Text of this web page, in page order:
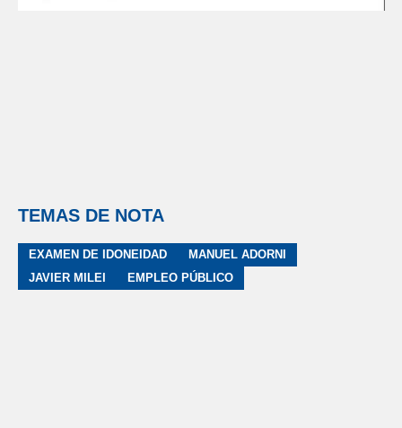
TEMAS DE NOTA
EXAMEN DE IDONEIDAD
MANUEL ADORNI
JAVIER MILEI
EMPLEO PÚBLICO